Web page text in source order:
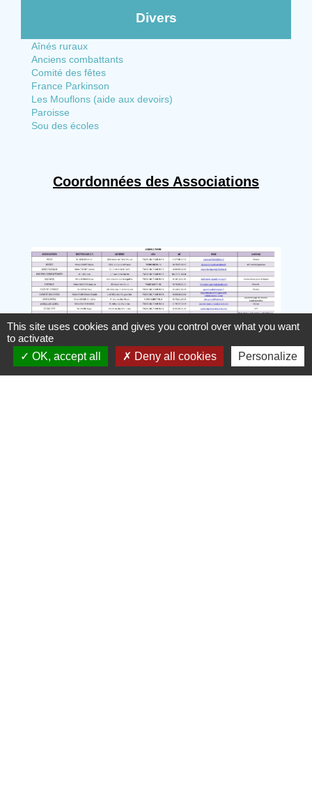
Divers
Aînés ruraux
Anciens combattants
Comité des fêtes
France Parkinson
Les Mouflons (aide aux devoirs)
Paroisse
Sou des écoles
Coordonnées des Associations
This site uses cookies and gives you control over what you want
to activate
OK, accept all
Deny all cookies Personalize